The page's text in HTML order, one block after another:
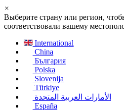
×
Выберите страну или регион,
соответствовали вашему
International
China
България
Polska
Slovenija
Türkiye
الأمارات العربية المتحدة
España